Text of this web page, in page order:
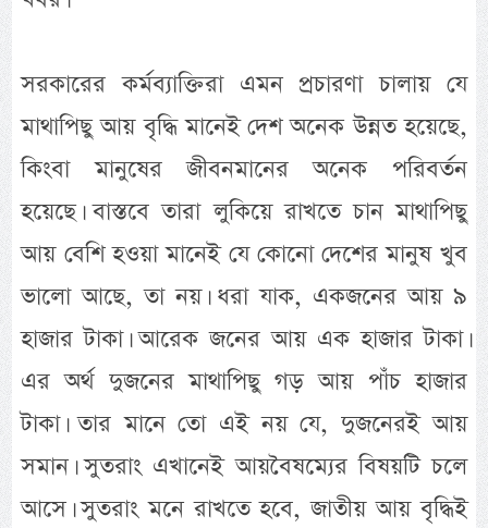
সরকারের কর্মব্যাক্তিরা এমন প্রচারণা চালায় যে
মাথাপিছু আয় বৃদ্ধি মানেই দেশ অনেক উন্নত হয়েছে,
কিংবা মানুষের জীবনমানের অনেক পরিবর্তন
হয়েছে। বাস্তবে তারা লুকিয়ে রাখতে চান মাথাপিছু
আয় বেশি হওয়া মানেই যে কোনো দেশের মানুষ খুব
ভালো আছে, তা নয়। ধরা যাক, একজনের আয় ৯
হাজার টাকা। আরেক জনের আয় এক হাজার টাকা।
এর অর্থ দুজনের মাথাপিছু গড় আয় পাঁচ হাজার
টাকা। তার মানে তো এই নয় যে, দুজনেরই আয়
সমান। সুতরাং এখানেই আয়বৈষম্যের বিষয়টি চলে
আসে। সুতরাং মনে রাখতে হবে, জাতীয় আয় বৃদ্ধিই